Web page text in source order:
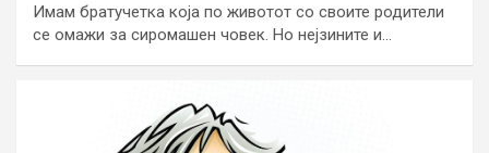
Имам братучетка која по животот со своите родители
се омажи за сиромашен човек. Но нејзините и…